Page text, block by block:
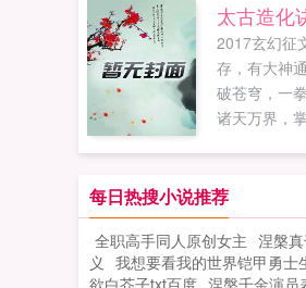
茶艺，别忘
太古造化
2017玄幻征
存，有大神
破苍穹，一
诸天万界，
名第一的禁
失万载的太
斩圣子！灭
演绎一段轰
每日热搜小说推荐
全职高手同人原创女主 涅槃
义 我想要看我的世界铠甲勇士
欲白芥子txt百度 涅槃千金演员